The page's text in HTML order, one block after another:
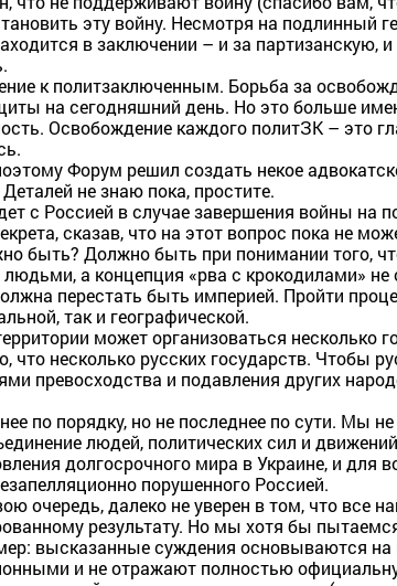
эту войну. Несмотря на подлинный
в заключении – и за партизанскую,
к политзаключенным. Борьба за
на сегодняшний день. Но это больше
Освобождение каждого политЗК – это
Форум решил создать некое
Деталей не знаю пока, простите.
с Россией в случае завершения войны на
сказав, что на этот вопрос пока не
быть? Должно быть при понимании того,
людьми, а концепция «рва с крокодилами» не
перестать быть империей. Пройти
так и географической.
может организоваться несколько
что несколько русских государств. Чтобы
превосходства и подавления других
по порядку, но не последнее по сути. Мы
людей, политических сил и
долгосрочного мира в Украине, и для
порушенного Россией.
очередь, далеко не уверен в том, что все
результату. Но мы хотя бы
высказанные суждения основываются
и не отражают полностью